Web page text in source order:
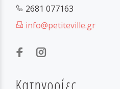
2681 077163
info@petiteville.gr
Κατηγορίες